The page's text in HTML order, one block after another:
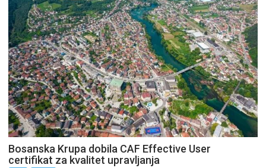
Bosanska Krupa dobila CAF Effective User
certifikat za kvalitet upravljanja